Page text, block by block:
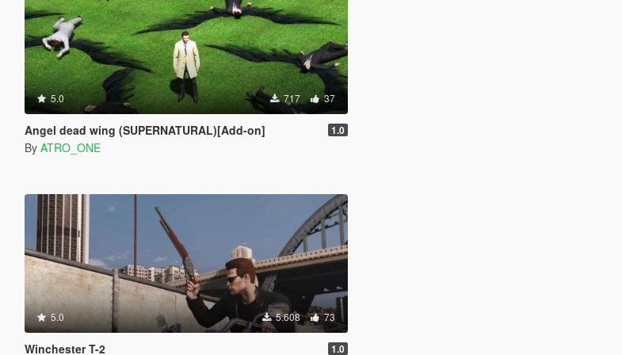
5.0 717 37
Angel dead wing (SUPERNATURAL)[Add-on] 1.0
By ATRO_ONE
5.0 5.608 73
Winchester T-2 1.0